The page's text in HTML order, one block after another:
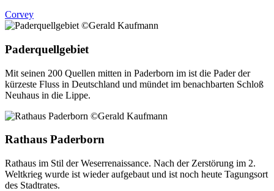
Corvey
Paderquellgebiet
Mit seinen 200 Quellen mitten in Paderborn im ist die Pader der
kürzeste Fluss in Deutschland und mündet im benachbarten Schloß
Neuhaus in die Lippe.
Rathaus Paderborn
Rathaus im Stil der Weserrenaissance. Nach der Zerstörung im 2.
Weltkrieg wurde ist wieder aufgebaut und ist noch heute Tagungsort
des Stadtrates.